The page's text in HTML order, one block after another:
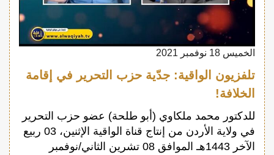
الخميس 18 نوفمبر 2021
تلفزيون الواقية: جدّية حزب التحرير في إقامة
الخلافة!
للدكتور محمد ملكاوي (أبو طلحة) عضو حزب التحرير
في ولاية الأردن من إنتاج قناة الواقية الإثنين، 03 ربيع
الآخر 1443هـ الموافق 08 تشرين الثاني/نوفمبر